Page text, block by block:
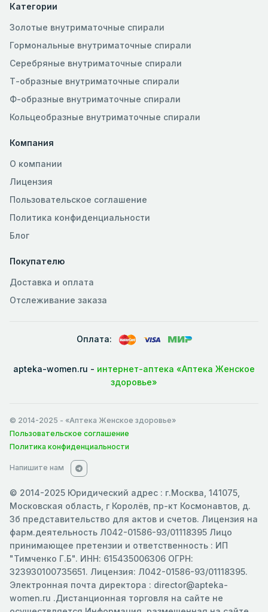
Категории
Золотые внутриматочные спирали
Гормональные внутриматочные спирали
Серебряные внутриматочные спирали
Т-образные внутриматочные спирали
Ф-образные внутриматочные спирали
Кольцеобразные внутриматочные спирали
Компания
О компании
Лицензия
Пользовательское соглашение
Политика конфиденциальности
Блог
Покупателю
Доставка и оплата
Отслеживание заказа
Оплата:
apteka-women.ru - интернет-аптека «Аптека Женское
здоровье»
© 2014-2025 - «Аптека Женское здоровье»
Пользовательское соглашение
Политика конфиденциальности
Напишите нам
© 2014-2025 Юридический адрес : г.Москва, 141075,
Московская область, г Королёв, пр-кт Космонавтов, д.
3б представительство для актов и счетов. Лицензия на
фарм.деятельность Л042-01586-93/01118395 Лицо
принимающее претензии и ответственность : ИП
"Тимченко Г.Б". ИНН: 615435006306 ОГРН:
323930100735651. Лицензия: Л042-01586-93/01118395.
Электронная почта директора : director@apteka-
women.ru .Дистанционная торговля на сайте не